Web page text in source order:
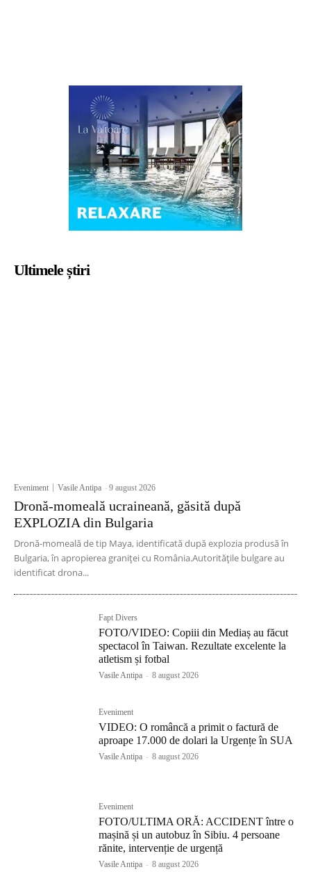
Ultimele știri
Eveniment Vasile Antipa -9 august 2026
Dronă-momeală ucraineană, găsită după
EXPLOZIA din Bulgaria
Dronă-momeală de tip Maya, identificată după explozia produsă în
Bulgaria, în apropierea graniței cu România.Autoritățile bulgare au
identificat drona...
Fapt Divers
FOTO/VIDEO: Copiii din Mediaș au făcut
spectacol în Taiwan. Rezultate excelente la
atletism și fotbal
Vasile Antipa - 8 august 2026
Eveniment
VIDEO: O româncă a primit o factură de
aproape 17.000 de dolari la Urgențe în SUA
Vasile Antipa - 8 august 2026
Eveniment
FOTO/ULTIMA ORĂ: ACCIDENT între o
mașină și un autobuz în Sibiu. 4 persoane
rănite, intervenție de urgență
Vasile Antipa - 8 august 2026